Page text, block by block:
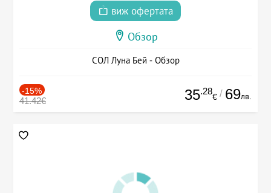
виж офертата
Обзор
СОЛ Луна Бей - Обзор
-15%
41.42€ 35.28
€ / 69лв.